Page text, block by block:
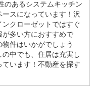
のあるシステムキッチン
スになっています！沢
クローゼットではすぐ
多い方におすすめで
件はいかがでしょう
中でも、住居は充実し
います！不動産を探す